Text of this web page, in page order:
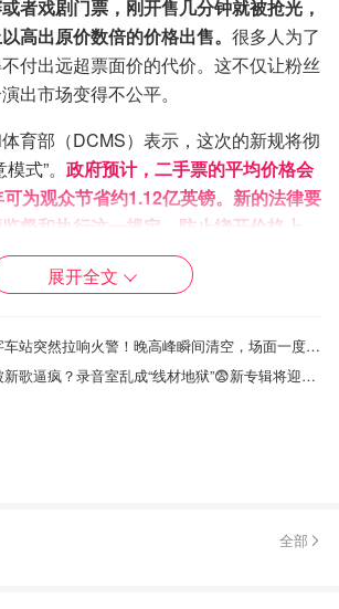
者戏剧门票，刚开售几分钟就被抢光，
高出原价数倍的价格出售。 很多人为了
付出远超票面价的代价。这不仅让粉丝
出市场变得不公平。
育部（DCMS）表示，这次的新规将彻
式”。 政府预计，二手票的平均价格会
为观众节省约1.12亿英镑。新的法律要
督和执行这一规定，防止绕开价格上
展开全文
伦敦国王十字车站突然拉响火警！晚高峰瞬间清空，场面一度混乱！
周杰伦吐槽被新歌逼疯？录音室乱成“线材地狱”😨新专辑将迎来重大转变！
全部